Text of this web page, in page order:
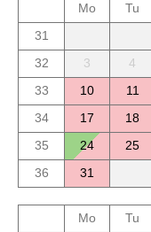
Mo
Tu
31
32
3 4
33
10 11
34
17 18
35
24 25
36
31
Mo
Tu